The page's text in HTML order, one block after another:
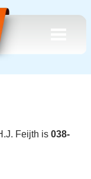
Feijth is 038-